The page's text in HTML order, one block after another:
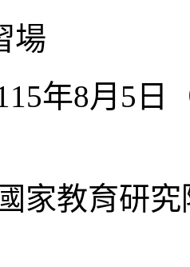
場
年8月5日
家教育研